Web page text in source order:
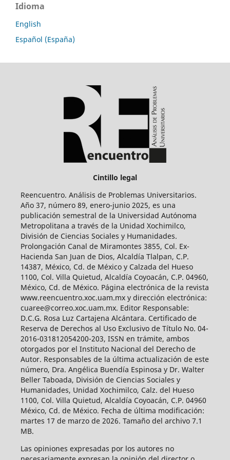
Idioma
English
Español (España)
Cintillo legal
Reencuentro. Análisis de Problemas Universitarios.
Año 37, número 89, enero-junio 2025, es una
publicación semestral de la Universidad Autónoma
Metropolitana a través de la Unidad Xochimilco,
División de Ciencias Sociales y Humanidades.
Prolongación Canal de Miramontes 3855, Col. Ex-
Hacienda San Juan de Dios, Alcaldía Tlalpan, C.P.
14387, México, Cd. de México y Calzada del Hueso
1100, Col. Villa Quietud, Alcaldía Coyoacán, C.P. 04960,
México, Cd. de México. Página electrónica de la revista
www.reencuentro.xoc.uam.mx y dirección electrónica:
cuaree@correo.xoc.uam.mx. Editor Responsable:
D.C.G. Rosa Luz Cartajena Alcántara. Certificado de
Reserva de Derechos al Uso Exclusivo de Título No. 04-
2016-031812054200-203, ISSN en trámite, ambos
otorgados por el Instituto Nacional del Derecho de
Autor. Responsables de la última actualización de este
número, Dra. Angélica Buendía Espinosa y Dr. Walter
Beller Taboada, División de Ciencias Sociales y
Humanidades, Unidad Xochimilco, Calz. del Hueso
1100, Col. Villa Quietud, Alcaldía Coyoacán, C.P. 04960
México, Cd. de México. Fecha de última modificación:
martes 17 de marzo de 2026. Tamaño del archivo 7.1
MB.
Las opiniones expresadas por los autores no